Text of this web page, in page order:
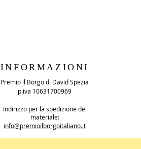
INFORMAZIONI
Premio il Borgo di David Spezia
p.iva 10631700969
Indirizzo per la spedizione del
materiale:
info@premioilborgoitaliano.it